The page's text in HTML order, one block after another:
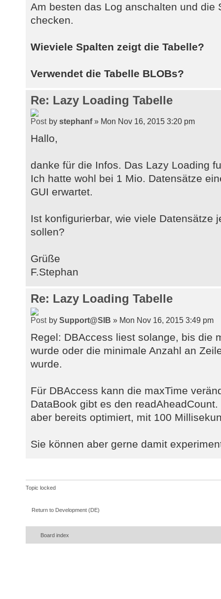
Am besten das Log anschalten und die
checken.
Wieviele Spalten zeigt die Tabelle?
Verwendet die Tabelle BLOBs?
Re: Lazy Loading Tabelle
by stephanf» Mon Nov 16, 2015 3:20 pm
Hallo,
danke für die Infos. Das Lazy Loading
Ich hatte wohl bei 1 Mio. Datensätze
GUI erwartet.
Ist konfigurierbar, wie viele Datensätze
sollen?
Grüße
F.Stephan
Re: Lazy Loading Tabelle
by Support@SIB » Mon Nov 16, 2015 3:49 pm
Regel: DBAccess liest solange, bis die
wurde oder die minimale Anzahl an
wurde.
Für DBAccess kann die maxTime
DataBook gibt es den
aber bereits optimiert, mit 100
Sie können aber gerne damit
Topic locked
Return to Development (DE)
Board index